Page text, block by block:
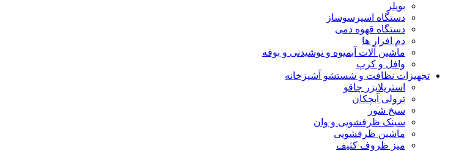
بویلر
دستگاه اسپرسوساز
دستگاه قهوه دمی
دم افزار ها
ماشین آلات آبمیوه و نوشیدنی و بوفه
وافل و کرپ
تجهیزات نظافت و شستشو آشپزخانه
استریلایزر چاقو
ترولی آبچکان
سیخ شور
سینک ظرفشویی و وان
ماشین ظرفشویی
میز ظروف کثیف